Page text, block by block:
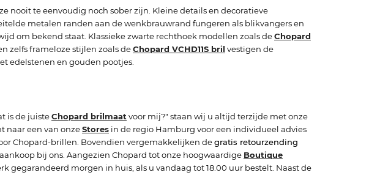
nooit te eenvoudig noch sober zijn. Kleine details en decoratieve
metalen randen aan de wenkbrauwrand fungeren als blikvangers en
om bekend staat. Klassieke zwarte rechthoek modellen zoals deChopard
zelfs frameloze stijlen zoals deChopard VCHD11S bril vestigen de
edelstenen en gouden pootjes.
is de juisteChopard brilmaatvoor mij?" staan wij u altijd terzijde met onze
naar een van onzeStores in de regio Hamburg voor een individueel advies
Chopard-brillen. Bovendien vergemakkelijken degratis retourzending
bij ons. Aangezien Chopard tot onze hoogwaardige Boutique
gegarandeerd morgen in huis, als u vandaag tot 18.00 uur bestelt. Naast de